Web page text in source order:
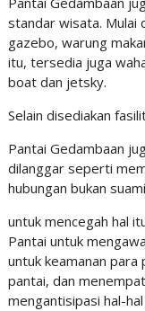
standar wisata.
gazebo, warung
itu, tersedia juga
boat dan jetsky.
Selain disediakan
Pantai Gedambaan
dilanggar seperti
hubungan bukan
untuk mencegah hal
Pantai untuk
untuk keamanan
pantai, dan
mengantisipasi hal-